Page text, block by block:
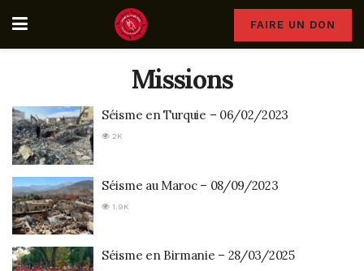
FAIRE UN DON
Missions
Séisme en Turquie – 06/02/2023
2K
Séisme au Maroc – 08/09/2023
1.9K
Séisme en Birmanie – 28/03/2025